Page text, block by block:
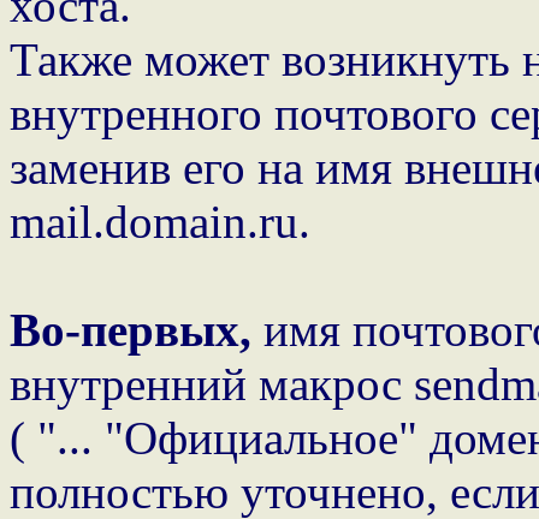
Также может возникнуть
внутренного почтового
заменив его на имя
mail.domain.ru.
Во-первых, имя
внутренний макрос
( "... "Официальное"
полностью уточнено,